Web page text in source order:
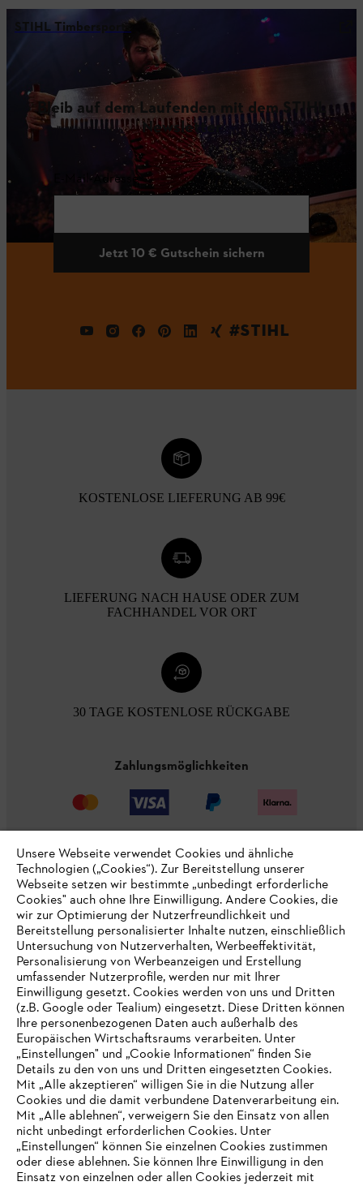
STIHL Timbersports
Bleib auf dem Laufenden mit dem STIHL
Newsletter
E-Mail-Adresse
Jetzt 10 € Gutschein sichern
#STIHL
KOSTENLOSE LIEFERUNG AB 99€
LIEFERUNG NACH HAUSE ODER ZUM
FACHHANDEL VOR ORT
30 TAGE KOSTENLOSE RÜCKGABE
Zahlungsmöglichkeiten
Unternehmen
Online Shop
Service
Allgemeine Geschäftsbedingungen Datenschutz
IHR BROWSER WIRD NICHT
UNTERSTÜTZT
Unsere Webseite verwendet Cookies und ähnliche
Technologien („Cookies“). Zur Bereitstellung unserer
Webseite setzen wir bestimmte „unbedingt erforderliche
Cookies" auch ohne Ihre Einwilligung. Andere Cookies, die
wir zur Optimierung der Nutzerfreundlichkeit und
Bereitstellung personalisierter Inhalte nutzen, einschließlich
Untersuchung von Nutzerverhalten, Werbeeffektivität,
Personalisierung von Werbeanzeigen und Erstellung
umfassender Nutzerprofile, werden nur mit Ihrer
Einwilligung gesetzt. Cookies werden von uns und Dritten
(z.B. Google oder Tealium) eingesetzt. Diese Dritten können
Ihre personenbezogenen Daten auch außerhalb des
Europäischen Wirtschaftsraums verarbeiten. Unter
„Einstellungen" und „Cookie Informationen“ finden Sie
Details zu den von uns und Dritten eingesetzten Cookies.
Mit „Alle akzeptieren“ willigen Sie in die Nutzung aller
Cookies und die damit verbundene Datenverarbeitung ein.
Mit „Alle ablehnen“, verweigern Sie den Einsatz von allen
nicht unbedingt erforderlichen Cookies. Unter
„Einstellungen“ können Sie einzelnen Cookies zustimmen
oder diese ablehnen. Sie können Ihre Einwilligung in den
Einsatz von einzelnen oder allen Cookies jederzeit mit